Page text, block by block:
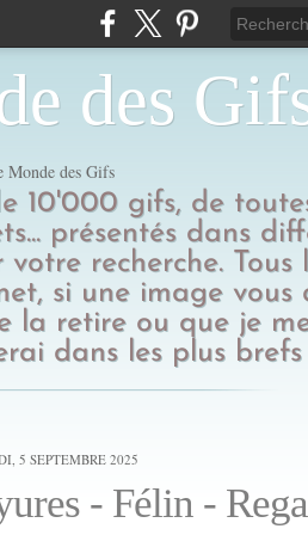
des
10'000 gifs, de
présentés dans
recherche. Tous
si une image
la retire ou que je
dans les plus brefs
5 SEPTEMBRE 2025
- Félin -